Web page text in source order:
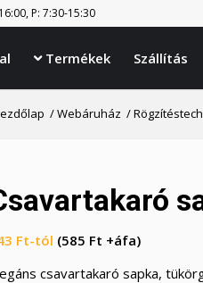
P: 7:30-15:30
Termékek Szállítás
/Webáruház /
Ft-tól (585 Ft +áfa)
csavartakaró sapka,